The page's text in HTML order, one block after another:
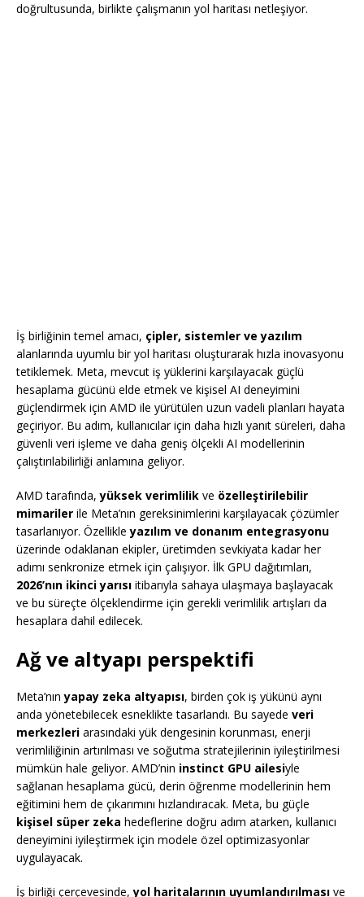
doğrultusunda, birlikte çalışmanın yol haritası netleşiyor.
İş birliğinin temel amacı, çipler, sistemler ve yazılım
alanlarında uyumlu bir yol haritası oluşturarak hızla inovasyonu
tetiklemek. Meta, mevcut iş yüklerini karşılayacak güçlü
hesaplama gücünü elde etmek ve kişisel AI deneyimini
güçlendirmek için AMD ile yürütülen uzun vadeli planları hayata
geçiriyor. Bu adım, kullanıcılar için daha hızlı yanıt süreleri, daha
güvenli veri işleme ve daha geniş ölçekli AI modellerinin
çalıştırılabilirliği anlamına geliyor.
AMD tarafında,yüksek verimlilik ve özelleştirilebilir
mimariler ile Meta’nın gereksinimlerini karşılayacak çözümler
tasarlanıyor. Özellikleyazılım ve donanım entegrasyonu
üzerinde odaklanan ekipler, üretimden sevkiyata kadar her
adımı senkronize etmek için çalışıyor. İlk GPU dağıtımları,
2026’nın ikinci yarısı itibarıyla sahaya ulaşmaya başlayacak
ve bu süreçte ölçeklendirme için gerekli verimlilik artışları da
hesaplara dahil edilecek.
Ağ ve altyapı perspektifi
Meta’nınyapay zeka altyapısı, birden çok iş yükünü aynı
anda yönetebilecek esneklikte tasarlandı. Bu sayede veri
merkezleri arasındaki yük dengesinin korunması, enerji
verimliliğinin artırılması ve soğutma stratejilerinin iyileştirilmesi
mümkün hale geliyor. AMD’nin instinct GPU ailesiyle
sağlanan hesaplama gücü, derin öğrenme modellerinin hem
eğitimini hem de çıkarımını hızlandıracak. Meta, bu güçle
kişisel süper zeka hedeflerine doğru adım atarken, kullanıcı
deneyimini iyileştirmek için modele özel optimizasyonlar
uygulayacak.
İş birliği çerçevesinde,yol haritalarının uyumlandırılması ve